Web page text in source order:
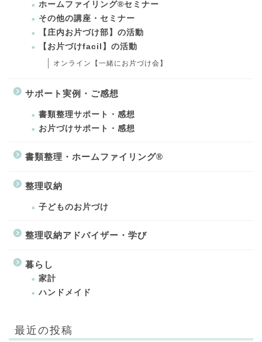
ホームファイリング®セミナー
その他の講座・セミナー
【庄内お片づけ部】の活動
【お片づけfacil】の活動
オンライン【一緒にお片づけ会】
サポート実例・ご感想
書類整理サポート・感想
お片づけサポート・感想
書類整理・ホームファイリング®
整理収納
子どものお片づけ
整理収納アドバイザー・学び
暮らし
家計
ハンドメイド
最近の投稿